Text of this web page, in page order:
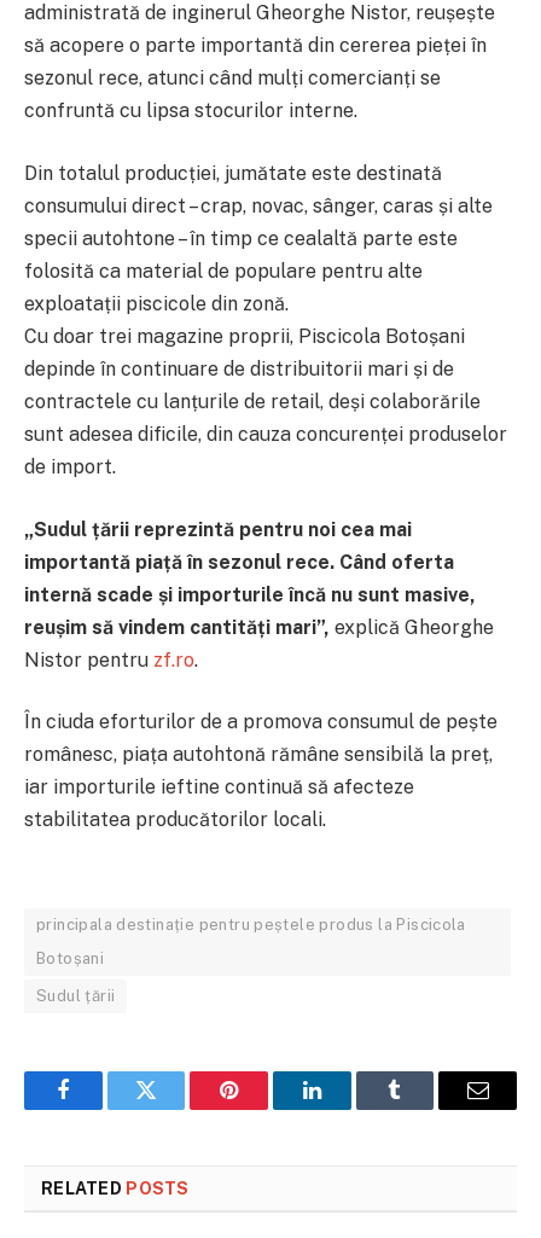
administrată de inginerul Gheorghe Nistor, reușește
să acopere o parte importantă din cererea pieței în
sezonul rece, atunci când mulți comercianți se
confruntă cu lipsa stocurilor interne.
Din totalul producției, jumătate este destinată
consumului direct – crap, novac, sânger, caras și alte
specii autohtone – în timp ce cealaltă parte este
folosită ca material de populare pentru alte
exploatații piscicole din zonă.
Cu doar trei magazine proprii, Piscicola Botoșani
depinde în continuare de distribuitorii mari și de
contractele cu lanțurile de retail, deși colaborările
sunt adesea dificile, din cauza concurenței produselor
de import.
„Sudul țării reprezintă pentru noi cea mai
importantă piață în sezonul rece. Când oferta
internă scade și importurile încă nu sunt masive,
reușim să vindem cantități mari”, explică Gheorghe
Nistor pentru zf.ro.
În ciuda eforturilor de a promova consumul de pește
românesc, piața autohtonă rămâne sensibilă la preț,
iar importurile ieftine continuă să afecteze
stabilitatea producătorilor locali.
principala destinație pentru peștele produs la Piscicola
Botoșani
Sudul țării
FacebookTwitter Pinterest LinkedInTumblr Email
RELATED POSTS